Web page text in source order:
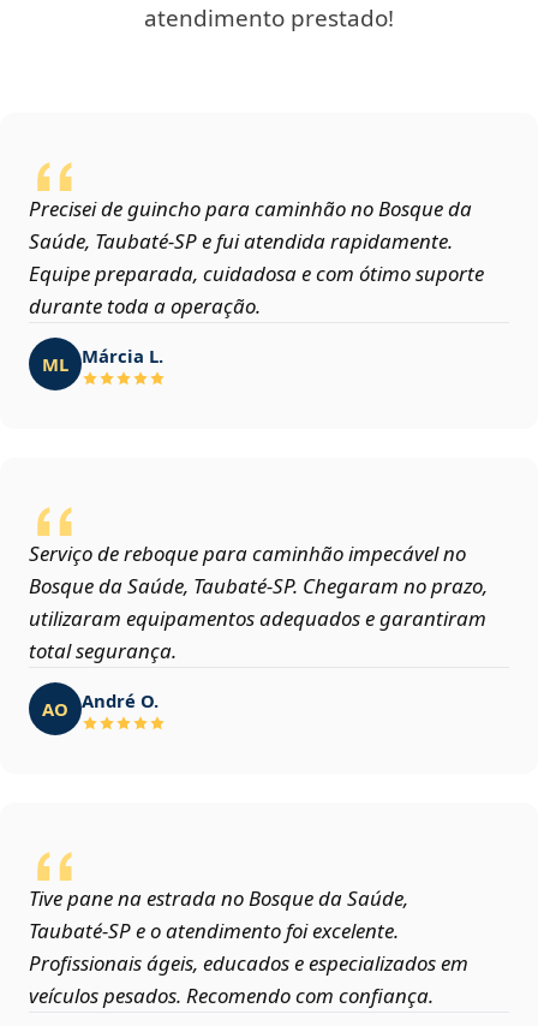
atendimento prestado!
Precisei de guincho para caminhão no Bosque da
Saúde, Taubaté‑SP e fui atendida rapidamente.
Equipe preparada, cuidadosa e com ótimo suporte
durante toda a operação.
ML Márcia L.
Serviço de reboque para caminhão impecável no
Bosque da Saúde, Taubaté‑SP. Chegaram no prazo,
utilizaram equipamentos adequados e garantiram
total segurança.
AO André O.
Tive pane na estrada no Bosque da Saúde,
Taubaté‑SP e o atendimento foi excelente.
Profissionais ágeis, educados e especializados em
veículos pesados. Recomendo com confiança.